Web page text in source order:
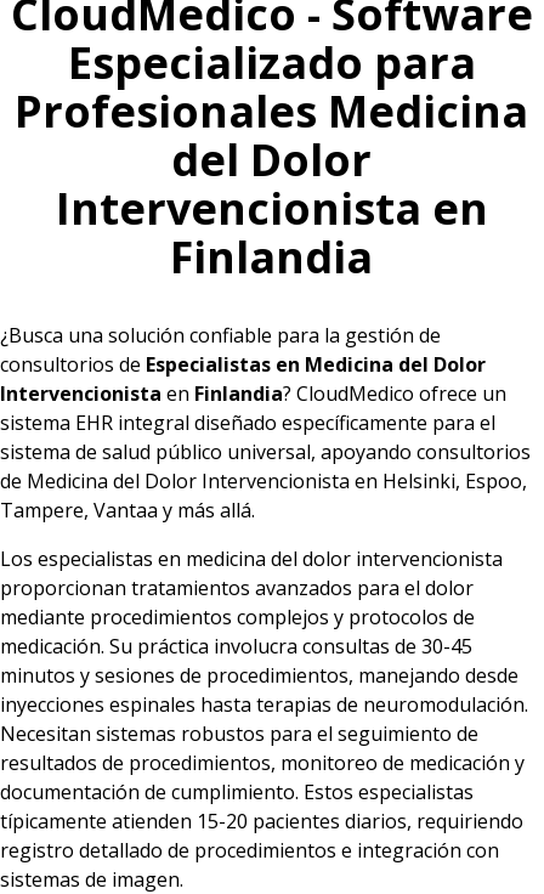
CloudMedico - Software
Especializado para
Profesionales Medicina
del Dolor
Intervencionista en
Finlandia
¿Busca una solución confiable para la gestión de
consultorios de Especialistas en Medicina del Dolor
Intervencionista en Finlandia? CloudMedico ofrece un
sistema EHR integral diseñado específicamente para el
sistema de salud público universal, apoyando consultorios
de Medicina del Dolor Intervencionista en Helsinki, Espoo,
Tampere, Vantaa y más allá.
Los especialistas en medicina del dolor intervencionista
proporcionan tratamientos avanzados para el dolor
mediante procedimientos complejos y protocolos de
medicación. Su práctica involucra consultas de 30-45
minutos y sesiones de procedimientos, manejando desde
inyecciones espinales hasta terapias de neuromodulación.
Necesitan sistemas robustos para el seguimiento de
resultados de procedimientos, monitoreo de medicación y
documentación de cumplimiento. Estos especialistas
típicamente atienden 15-20 pacientes diarios, requiriendo
registro detallado de procedimientos e integración con
sistemas de imagen.